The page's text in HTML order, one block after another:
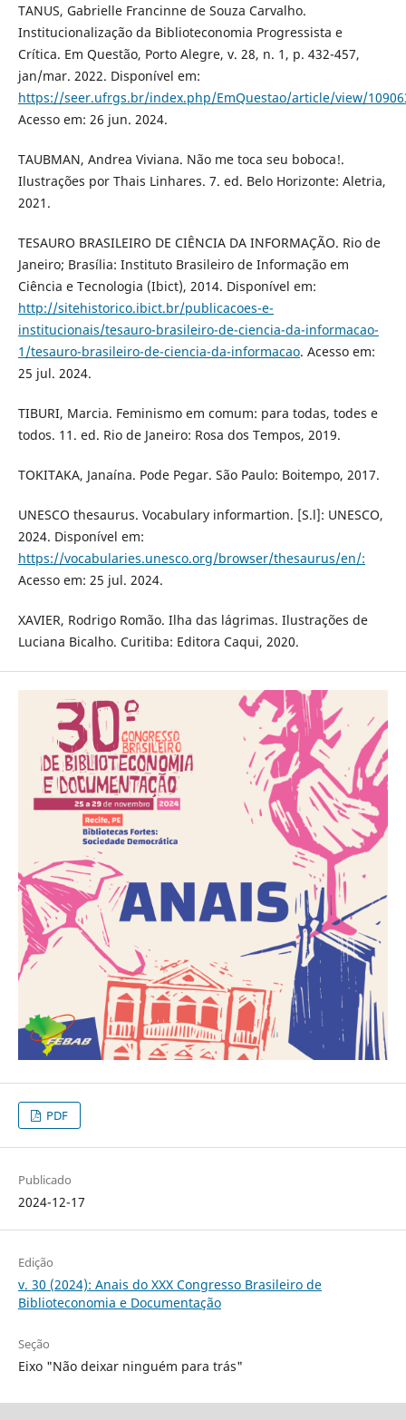
TANUS, Gabrielle Francinne de Souza Carvalho.
Institucionalização da Biblioteconomia Progressista e
Crítica. Em Questão, Porto Alegre, v. 28, n. 1, p. 432-457,
jan/mar. 2022. Disponível em:
https://seer.ufrgs.br/index.php/EmQuestao/article/view/
Acesso em: 26 jun. 2024.
TAUBMAN, Andrea Viviana. Não me toca seu boboca!.
Ilustrações por Thais Linhares. 7. ed. Belo Horizonte: Aletria,
2021.
TESAURO BRASILEIRO DE CIÊNCIA DA INFORMAÇÃO. Rio de
Janeiro; Brasília: Instituto Brasileiro de Informação em
Ciência e Tecnologia (Ibict), 2014. Disponível em:
http://sitehistorico.ibict.br/publicacoes-e-
institucionais/tesauro-brasileiro-de-ciencia-da-informacao-
1/tesauro-brasileiro-de-ciencia-da-informacao. Acesso em:
25 jul. 2024.
TIBURI, Marcia. Feminismo em comum: para todas, todes e
todos. 11. ed. Rio de Janeiro: Rosa dos Tempos, 2019.
TOKITAKA, Janaína. Pode Pegar. São Paulo: Boitempo, 2017.
UNESCO thesaurus. Vocabulary informartion. [S.l]: UNESCO,
2024. Disponível em:
https://vocabularies.unesco.org/browser/thesaurus/en/:
Acesso em: 25 jul. 2024.
XAVIER, Rodrigo Romão. Ilha das lágrimas. Ilustrações de
Luciana Bicalho. Curitiba: Editora Caqui, 2020.
PDF
Publicado
2024-12-17
Edição
v. 30 (2024): Anais do XXX Congresso Brasileiro de
Biblioteconomia e Documentação
Seção
Eixo "Não deixar ninguém para trás"